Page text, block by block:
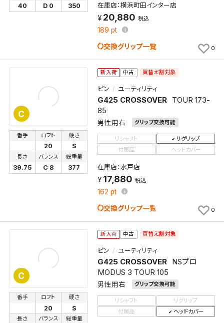
40 D 0 350 在庫店：横浜町田インター店
20,880 税込
189 pt
交換グリップ一覧 0
C
新入荷 中古 買替え割対象
ピン ユーティリティ
G425 CROSSOVER
TOUR 173-
85
男性用右 グリップ交換可能
番手 ロフト
20
硬さ
S
長さ
39.75
バランス
C 8
総重量
377
リシャフト
リグリップ
付属品
ヘッドカバー
在庫店：水戸店
17,880 税込
162 pt
交換グリップ一覧 0
C
新入荷 中古 買替え割対象
ピン ユーティリティ
G425 CROSSOVER
NSプロ
MODUS 3 TOUR 105
男性用右 グリップ交換可能
番手 ロフト
20
硬さ
S
長さ バランス 総重量
リシャフト
リグリップ
付属品
ヘッドカバー